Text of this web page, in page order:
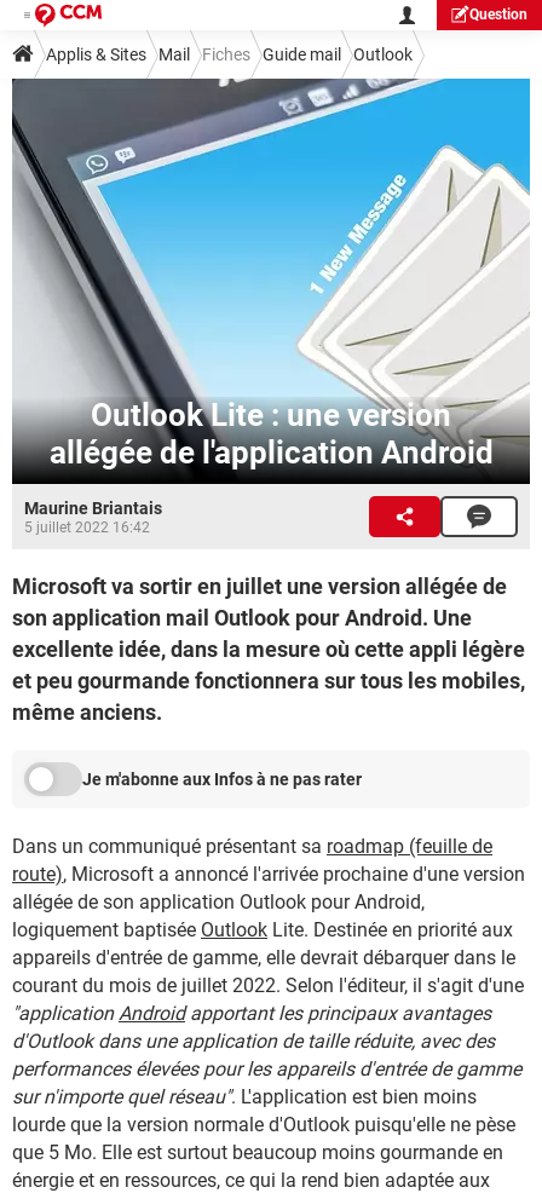
Question
Applis & Sites Mail Fiches Guide mail Outlook
Outlook Lite : une version
allégée de l'application Android
Maurine Briantais
5 juillet 2022 16:42
Microsoft va sortir en juillet une version allégée de
son application mail Outlook pour Android. Une
excellente idée, dans la mesure où cette appli légère
et peu gourmande fonctionnera sur tous les mobiles,
même anciens.
Je m'abonne aux Infos à ne pas rater
Dans un communiqué présentant sa roadmap (feuille de
route), Microsoft a annoncé l'arrivée prochaine d'une version
allégée de son application Outlook pour Android,
logiquement baptisée Outlook Lite. Destinée en priorité aux
appareils d'entrée de gamme, elle devrait débarquer dans le
courant du mois de juillet 2022. Selon l'éditeur, il s'agit d'une
"applicationAndroidapportant les principaux avantages
d'Outlook dans une application de taille réduite, avec des
performances élevées pour les appareils d'entrée de gamme
sur n'importe quel réseau". L'application est bien moins
lourde que la version normale d'Outlook puisqu'elle ne pèse
que 5 Mo. Elle est surtout beaucoup moins gourmande en
énergie et en ressources, ce qui la rend bien adaptée aux